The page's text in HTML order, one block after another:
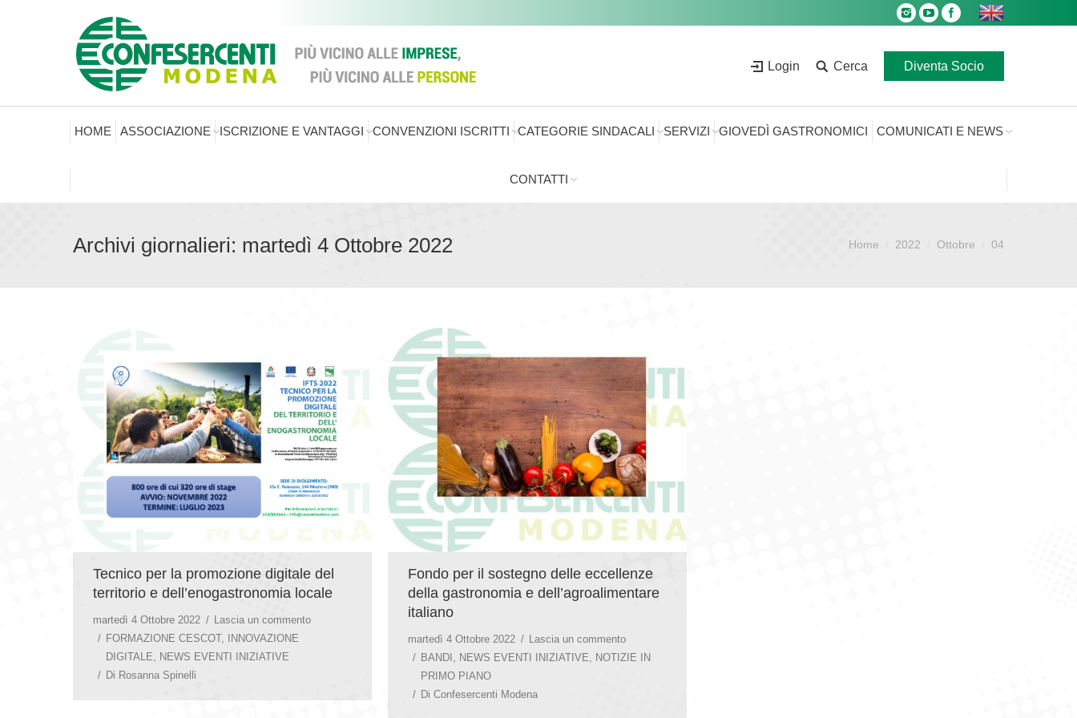
Login Cerca Diventa Socio
HOME ASSOCIAZIONE ISCRIZIONE E VANTAGGI CONVENZIONI ISCRITTI CATEGORIE SINDACALI SERVIZI GIOVEDÌ GASTRONOMICI COMUNICATI E NEWS
CONTATTI
Archivi giornalieri: martedì 4 Ottobre 2022 Home 2022 Ottobre 04
Tecnico per la promozione digitale del
territorio e dell’enogastronomia locale
martedì 4 Ottobre 2022
Lascia un commento
FORMAZIONE CESCOT,
INNOVAZIONE
DIGITALE
NEWS EVENTI INIZIATIVE
Di Rosanna Spinelli
Fondo per il sostegno delle eccellenze
della gastronomia e dell’agroalimentare
italiano
martedì 4 Ottobre 2022
Lascia un commento
BANDI
NEWS EVENTI INIZIATIVE
NOTIZIE IN
PRIMO PIANO
Di Confesercenti Modena